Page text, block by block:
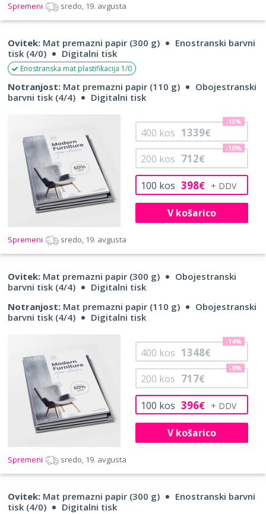
Spremeni sredo, 19. avgusta
Ovitek: Mat premazni papir (300 g)
Enostranski barvni
tisk (4/0)
Digitalni tisk
Enostranska mat plastifikacija 1/0
Notranjost: Mat premazni papir (110 g)
Obojestranski
barvni tisk (4/4)
Digitalni tisk
100 kos 398€
200 kos 712€
-10%
400 kos 1339€
-15%
V košarico
Spremeni sredo, 19. avgusta
Ovitek: Mat premazni papir (300 g)
Obojestranski
barvni tisk (4/4)
Digitalni tisk
Notranjost: Mat premazni papir (110 g)
Obojestranski
barvni tisk (4/4)
Digitalni tisk
100 kos 396€
200 kos 717€
-9%
400 kos 1348€
-14%
V košarico
Spremeni sredo, 19. avgusta
Ovitek: Mat premazni papir (300 g)
Enostranski barvni
tisk (4/0)
Digitalni tisk